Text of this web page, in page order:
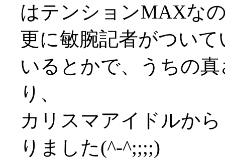
はテンションMAXな
更に敏腕記者がつい
いるとかで、うちの
り、
カリスマアイドルか
りました(^-^;;;;)